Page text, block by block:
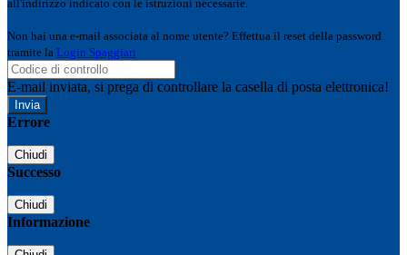
all'indirizzo indicato con le istruzioni necessarie.
Non hai una e-mail associata al nome utente? Effettua il reset della password
tramite la Login Spaggiari
E-mail inviata, si prega di controllare la casella di posta elettronica!
Errore
Chiudi
Successo
Chiudi
Informazione